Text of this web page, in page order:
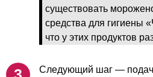
существовать
средства для гигиены
что у этих продуктов
Следующий шаг —